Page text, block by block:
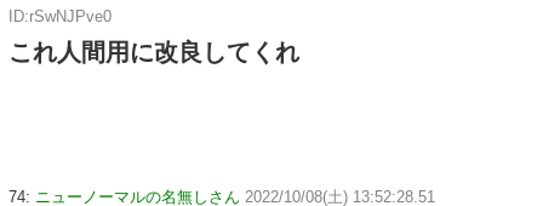
ID:rSwNJPve0
これ人間用に改良してくれ
74: ニューノーマルの名無しさん 2022/10/08(土) 13:52:28.51